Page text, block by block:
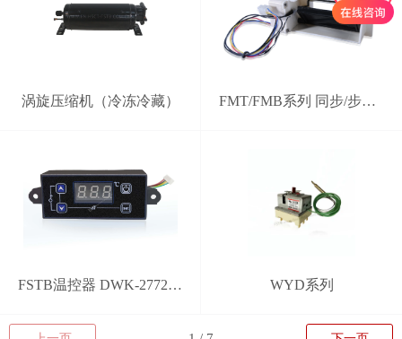
涡旋压缩机（冷冻冷藏） FMT/FMB系列 同步/步进电机电动风门
FSTB温控器 DWK-2772型 分体式智能控制器 WYD系列